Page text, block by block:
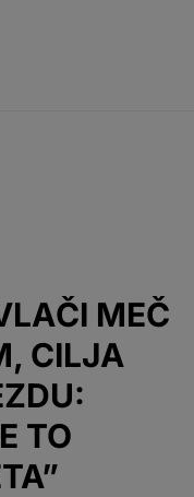
MEČ
CILJA
TO